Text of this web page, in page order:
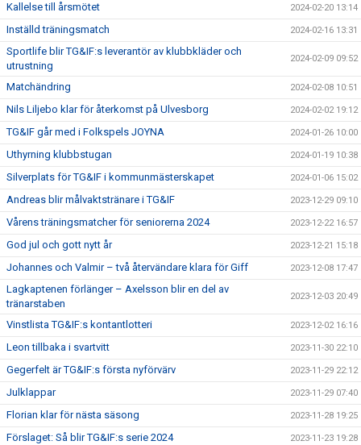
Kallelse till årsmötet 2024-02-20 13:14
Inställd träningsmatch 2024-02-16 13:31
Sportlife blir TG&IF:s leverantör av klubbkläder och
utrustning
2024-02-09 09:52
Matchändring 2024-02-08 10:51
Nils Liljebo klar för återkomst på Ulvesborg 2024-02-02 19:12
TG&IF går med i Folkspels JOYNA 2024-01-26 10:00
Uthyrning klubbstugan 2024-01-19 10:38
Silverplats för TG&IF i kommunmästerskapet 2024-01-06 15:02
Andreas blir målvaktstränare i TG&IF 2023-12-29 09:10
Vårens träningsmatcher för seniorerna 2024 2023-12-22 16:57
God jul och gott nytt år 2023-12-21 15:18
Johannes och Valmir – två återvändare klara för Giff 2023-12-08 17:47
Lagkaptenen förlänger – Axelsson blir en del av
tränarstaben
2023-12-03 20:49
Vinstlista TG&IF:s kontantlotteri 2023-12-02 16:16
Leon tillbaka i svartvitt 2023-11-30 22:10
Gegerfelt är TG&IF:s första nyförvärv 2023-11-29 22:12
Julklappar 2023-11-29 07:40
Florian klar för nästa säsong 2023-11-28 19:25
Förslaget: Så blir TG&IF:s serie 2024 2023-11-23 19:28